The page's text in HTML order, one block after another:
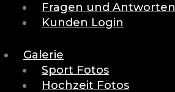
Fragen und Antworten
Kunden Login
Galerie
Sport Fotos
Hochzeit Fotos